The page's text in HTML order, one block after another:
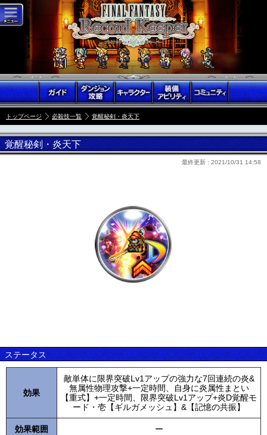
トップページ 必殺技一覧 覚醒秘剣・炎天下
覚醒秘剣・炎天下
最終更新 : 2021/10/31 14:58
ステータス
効果
敵単体に限界突破Lv1アップの強力な7回連続の炎&
無属性物理攻撃+一定時間、自身に炎属性まとい
【重式】+一定時間、限界突破Lv1アップ+炎D覚醒モ
ード・壱【ギルガメッシュ】&【記憶の共振】
効果範囲 ー